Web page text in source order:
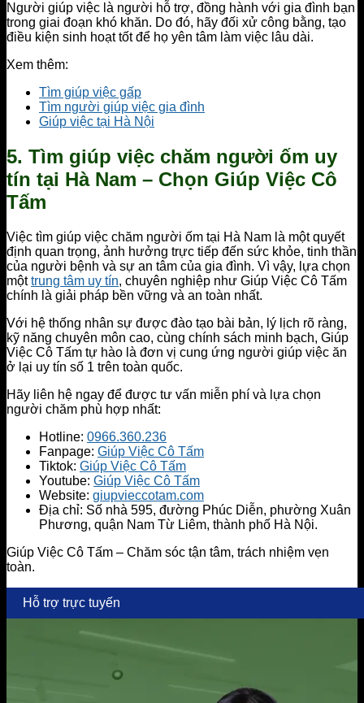
Người giúp việc là người hỗ trợ, đồng hành với gia đình bạn
trong giai đoạn khó khăn. Do đó, hãy đối xử công bằng, tạo
điều kiện sinh hoạt tốt để họ yên tâm làm việc lâu dài.
Xem thêm:
Tìm giúp việc gấp
Tìm người giúp việc gia đình
Giúp việc tại Hà Nội
5. Tìm giúp việc chăm người ốm uy
tín tại Hà Nam – Chọn Giúp Việc Cô
Tấm
Việc tìm giúp việc chăm người ốm tại Hà Nam là một quyết
định quan trọng, ảnh hưởng trực tiếp đến sức khỏe, tinh thần
của người bệnh và sự an tâm của gia đình. Vì vậy, lựa chọn
mộttrung tâm uy tín, chuyên nghiệp như Giúp Việc Cô Tấm
chính là giải pháp bền vững và an toàn nhất.
Với hệ thống nhân sự được đào tạo bài bản, lý lịch rõ ràng,
kỹ năng chuyên môn cao, cùng chính sách minh bạch, Giúp
Việc Cô Tấm tự hào là đơn vị cung ứng người giúp việc ăn
ở lại uy tín số 1 trên toàn quốc.
Hãy liên hệ ngay để được tư vấn miễn phí và lựa chọn
người chăm phù hợp nhất:
Hotline: 0966.360.236
Fanpage: Giúp Việc Cô Tấm
Tiktok: Giúp Việc Cô Tấm
Youtube: Giúp Việc Cô Tấm
Website: giupvieccotam.com
Địa chỉ: Số nhà 595, đường Phúc Diễn, phường Xuân
Phương, quận Nam Từ Liêm, thành phố Hà Nội.
Giúp Việc Cô Tấm – Chăm sóc tận tâm, trách nhiệm vẹn
toàn.
Hỗ trợ trực tuyến